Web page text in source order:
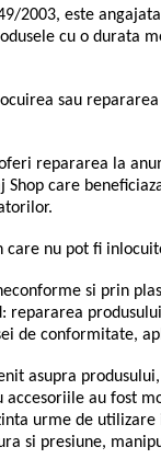
2003, este
cu o durata
sau
repararea la
care
care nu pot fi
si prin
repararea
de conformitate,
asupra
au fost
urme de
si presiune,